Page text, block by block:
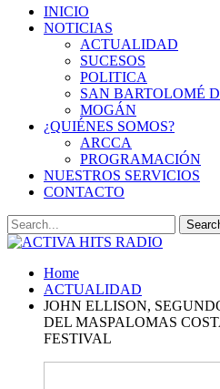
INICIO
NOTICIAS
ACTUALIDAD
SUCESOS
POLITICA
SAN BARTOLOMÉ
MOGÁN
¿QUIÉNES SOMOS?
ARCCA
PROGRAMACIÓN
NUESTROS SERVICIOS
CONTACTO
Home
ACTUALIDAD
JOHN ELLISON,
DEL MASPALOMAS
FESTIVAL